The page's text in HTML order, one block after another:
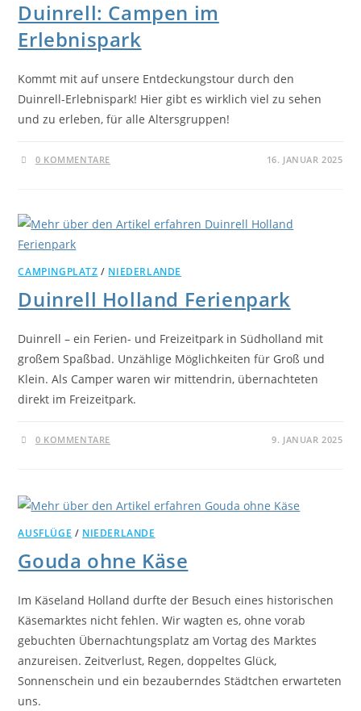
Duinrell: Campen im
Erlebnispark
Kommt mit auf unsere Entdeckungstour durch den
Duinrell-Erlebnispark! Hier gibt es wirklich viel zu sehen
und zu erleben, für alle Altersgruppen!
0 KOMMENTARE 16. JANUAR 2025
CAMPINGPLATZ / NIEDERLANDE
Duinrell Holland Ferienpark
Duinrell – ein Ferien- und Freizeitpark in Südholland mit
großem Spaßbad. Unzählige Möglichkeiten für Groß und
Klein. Als Camper waren wir mittendrin, übernachteten
direkt im Freizeitpark.
0 KOMMENTARE 9. JANUAR 2025
AUSFLÜGE / NIEDERLANDE
Gouda ohne Käse
Im Käseland Holland durfte der Besuch eines historischen
Käsemarktes nicht fehlen. Wir wagten es, ohne vorab
gebuchten Übernachtungsplatz am Vortag des Marktes
anzureisen. Zeitverlust, Regen, doppeltes Glück,
Sonnenschein und ein bezauberndes Städtchen erwarteten
uns.